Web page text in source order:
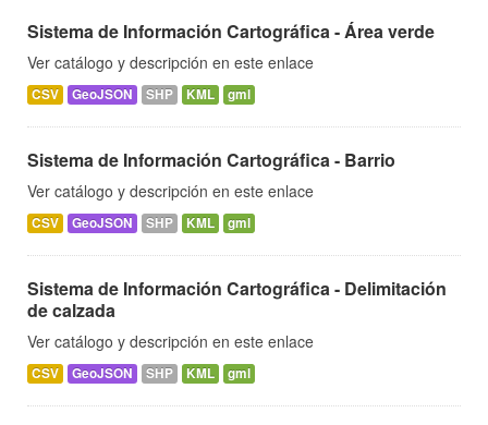
Sistema de Información Cartográfica - Área verde
Ver catálogo y descripción en este enlace
CSV GeoJSON SHP KML gml
Sistema de Información Cartográfica - Barrio
Ver catálogo y descripción en este enlace
CSV GeoJSON SHP KML gml
Sistema de Información Cartográfica - Delimitación
de calzada
Ver catálogo y descripción en este enlace
CSV GeoJSON SHP KML gml